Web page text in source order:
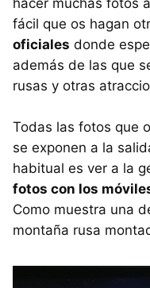
hacer muchas fotos
fácil que os hagan
oficiales donde
además de las que
rusas y otras
Todas las fotos que
se exponen a la
habitual es ver a la
fotos con los
Como muestra una
montaña rusa